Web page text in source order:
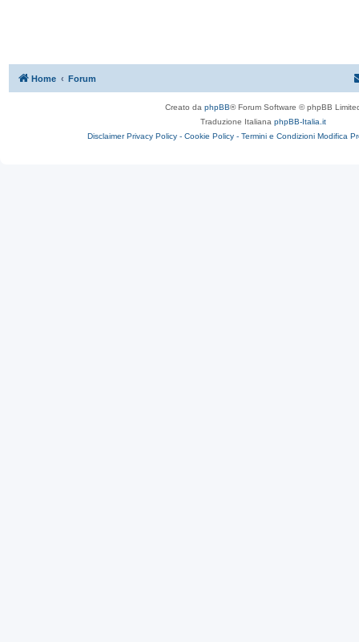
Home Forum
Creato da phpBB® Forum Software © phpBB
Traduzione Italiana phpBB-Italia.it
Disclaimer Privacy Policy - Cookie Policy - Termini e Condizioni Modifica